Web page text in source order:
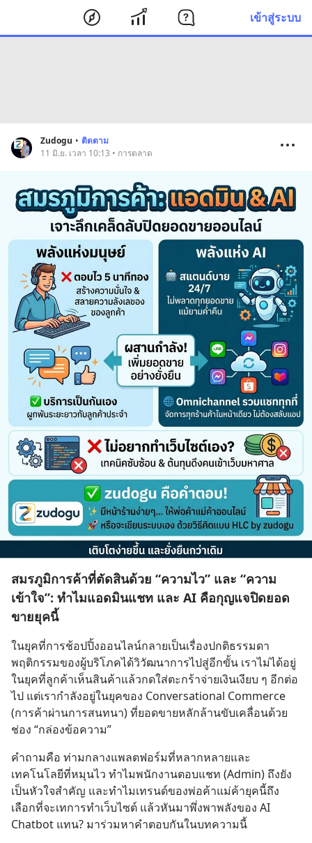
เข้าสู่ระบบ
Zudogu • ติดตาม
11 มิ.ย. เวลา 10:13 • การตลาด
สมรภูมิการค้าที่ตัดสินด้วย “ความไว” และ “ความ
เข้าใจ”: ทำไมแอดมินแชท และ AI คือกุญแจปิดยอด
ขายยุคนี้
ในยุคที่การช้อปปิ้งออนไลน์กลายเป็นเรื่องปกติธรรมดา
พฤติกรรมของผู้บริโภคได้วิวัฒนาการไปสู่อีกขั้น เราไม่ได้อยู่
ในยุคที่ลูกค้าเห็นสินค้าแล้วกดใส่ตะกร้าจ่ายเงินเงียบ ๆ อีกต่อ
ไป แต่เรากำลังอยู่ในยุคของ Conversational Commerce
(การค้าผ่านการสนทนา) ที่ยอดขายหลักล้านขับเคลื่อนด้วย
ช่อง “กล่องข้อความ”
คำถามคือ ท่ามกลางแพลตฟอร์มที่หลากหลายและ
เทคโนโลยีที่หมุนไว ทำไมพนักงานตอบแชท (Admin) ถึงยัง
เป็นหัวใจสำคัญ และทำไมเทรนด์ของพ่อค้าแม่ค้ายุคนี้ถึง
เลือกที่จะเทการทำเว็บไซต์ แล้วหันมาพึ่งพาพลังของ AI
Chatbot แทน? มาร่วมหาคำตอบกันในบทความนี้